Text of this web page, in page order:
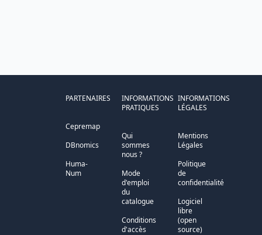
PARTENAIRES
Cepremap
DBnomics
Huma-
Num
INFORMATIONS
PRATIQUES
Qui
sommes
nous ?
Mode
d'emploi
du
catalogue
Conditions
d'accès
INFORMATIONS
LÉGALES
Mentions
Légales
Politique
de
confidentialité
Logiciel
libre
(open
source)